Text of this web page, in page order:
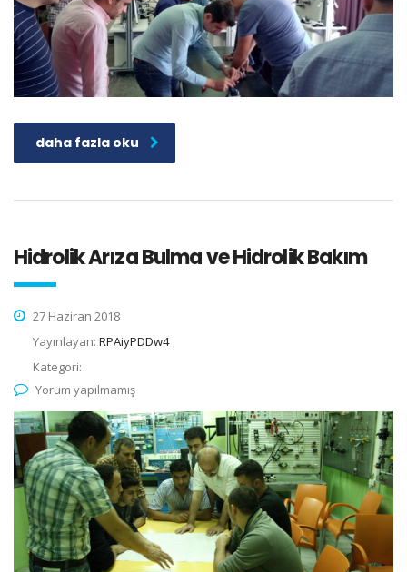
daha fazla oku
Hidrolik Arıza Bulma ve Hidrolik Bakım
27 Haziran 2018
Yayınlayan: RPAiyPDDw4
Kategori:
Yorum yapılmamış